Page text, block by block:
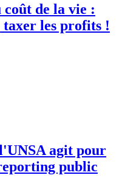
de la vie :
taxer les profits !
agit pour
public